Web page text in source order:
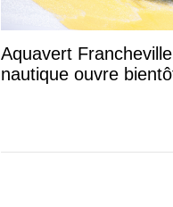
Aquavert
nautique ouvre